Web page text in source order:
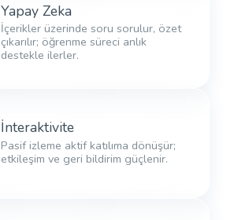
Yapay Zeka
İçerikler üzerinde soru sorulur, özet
çıkarılır; öğrenme süreci anlık
destekle ilerler.
İnteraktivite
Pasif izleme aktif katılıma dönüşür;
etkileşim ve geri bildirim güçlenir.